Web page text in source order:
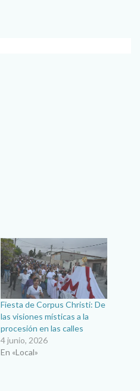
Fiesta de Corpus Christi: De
las visiones místicas a la
procesión en las calles
4 junio, 2026
En «Local»